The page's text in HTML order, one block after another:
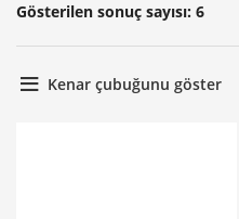
Gösterilen sonuç sayısı: 6
Kenar çubuğunu göster